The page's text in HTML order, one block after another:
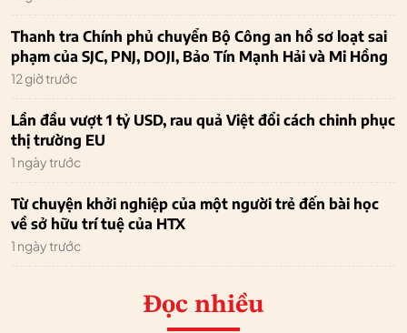
Thanh tra Chính phủ chuyển Bộ Công an hồ sơ loạt sai
phạm của SJC, PNJ, DOJI, Bảo Tín Mạnh Hải và Mi Hồng
12 giờ trước
Lần đầu vượt 1 tỷ USD, rau quả Việt đổi cách chinh phục
thị trường EU
1 ngày trước
Từ chuyện khởi nghiệp của một người trẻ đến bài học
về sở hữu trí tuệ của HTX
1 ngày trước
Đọc nhiều